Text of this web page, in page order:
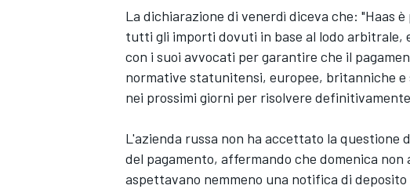
MONOMARCA
La dichiarazione di venerdì diceva che: "Haas
tutti gli importi dovuti in base al lodo arbitrale,
con i suoi avvocati per garantire che il
normative statunitensi, europee, britanniche
nei prossimi giorni per risolvere
L'azienda russa non ha accettato la
del pagamento, affermando che domenica
aspettavano nemmeno una notifica di